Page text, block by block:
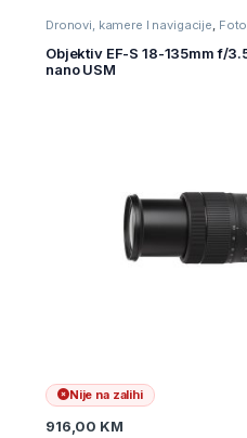
Dronovi, kamere I navigacije,
Objektiv EF-S 18-135mm f/
nano USM
Nije na zalihi
916,00 KM